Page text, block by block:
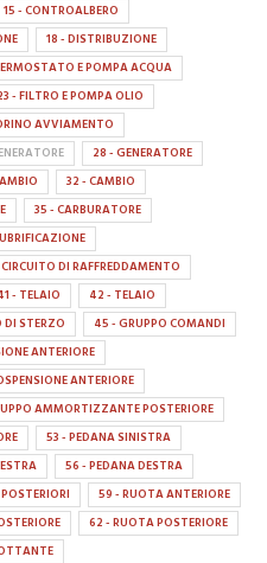
15 - CONTROALBERO
18 - DISTRIBUZIONE
E POMPA ACQUA
- FILTRO E POMPA OLIO
AVVIAMENTO
28 - GENERATORE
32 - CAMBIO
35 - CARBURATORE
DI RAFFREDDAMENTO
- TELAIO
42 - TELAIO
STERZO
45 - GRUPPO COMANDI
ANTERIORE
ANTERIORE
AMMORTIZZANTE POSTERIORE
53 - PEDANA SINISTRA
56 - PEDANA DESTRA
59 - RUOTA ANTERIORE
62 - RUOTA POSTERIORE